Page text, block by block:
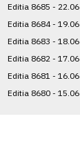
Editia 8685 - 22.06
Editia 8684 - 19.06
Editia 8683 - 18.06
Editia 8682 - 17.06
Editia 8681 - 16.06
Editia 8680 - 15.06